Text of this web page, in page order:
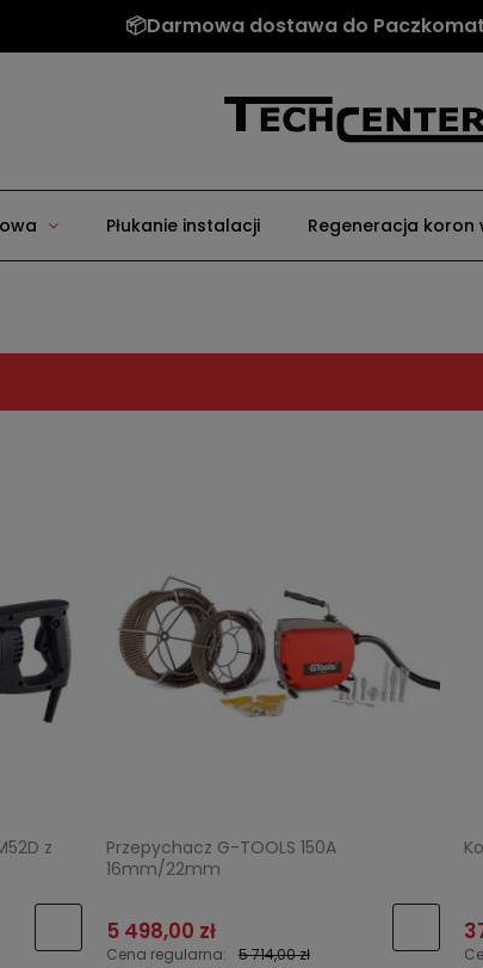
📦Darmowa dostawa do
Płukanie instalacji Regeneracja koron
Przepychacz G-TOOLS 150A
16mm/22mm
5 498,00 zł
Cena regularna: 5 714,00 zł
Korona
Cena